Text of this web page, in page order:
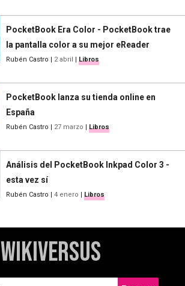
PocketBook Era Color - PocketBook trae
la pantalla color a su mejor eReader
Rubén Castro | 2 abril | Libros
PocketBook lanza su tienda online en
España
Rubén Castro | 27 marzo | Libros
Análisis del PocketBook Inkpad Color 3 -
esta vez sí
Rubén Castro | 4 enero | Libros
WikiVersus